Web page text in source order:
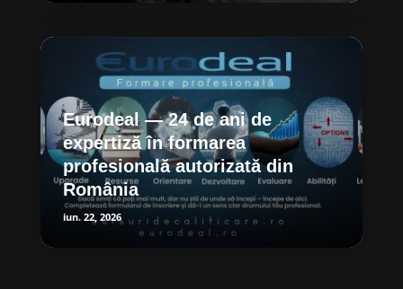
Eurodeal — 24 de ani de
expertiză în formarea
profesională autorizată din
România
iun. 22, 2026